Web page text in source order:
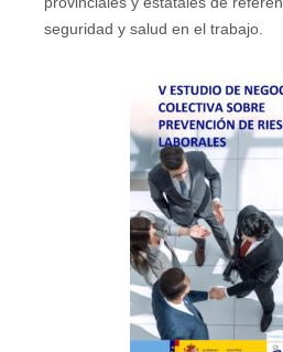
Publicaciones de las asociaciones
Publicaciones de otros
Prevencionistas
Prevencionistas SST
Novedades del consejo
Novedades de asociaciones
Novedades legislativas
seguridad y salud en el trabajo.